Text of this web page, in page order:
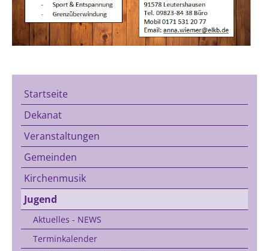
Startseite
Dekanat
Veranstaltungen
Gemeinden
Kirchenmusik
Jugend
Aktuelles - NEWS
Terminkalender